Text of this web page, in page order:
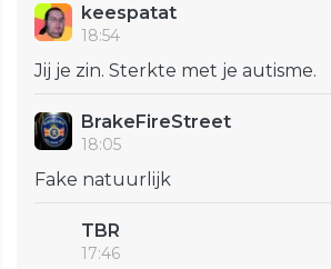
keespatat
18:54
Jij je zin. Sterkte met je autisme.
BrakeFireStreet
18:05
Fake natuurlijk
TBR
17:46